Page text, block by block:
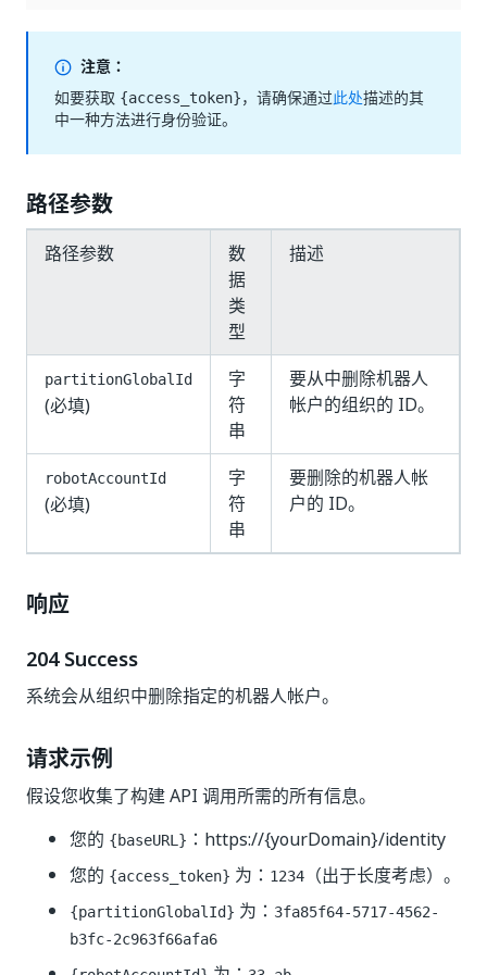
注意：
如要获取 {access_token}，请确保通过此处描述的其
中一种方法进行身份验证。
路径参数
路径参数
数
据
类
型
描述
partitionGlobalId
(必填)
字
符
串
要从中删除机器人
帐户的组织的 ID。
robotAccountId
(必填)
字
符
串
要删除的机器人帐
户的 ID。
响应
204 Success
系统会从组织中删除指定的机器人帐户。
请求示例
假设您收集了构建 API 调用所需的所有信息。
您的 {baseURL} ： https://{yourDomain}/identity
您的 {access_token} 为： 1234 （出于长度考虑）。
{partitionGlobalId} 为： 3fa85f64-5717-4562-
b3fc-2c963f66afa6